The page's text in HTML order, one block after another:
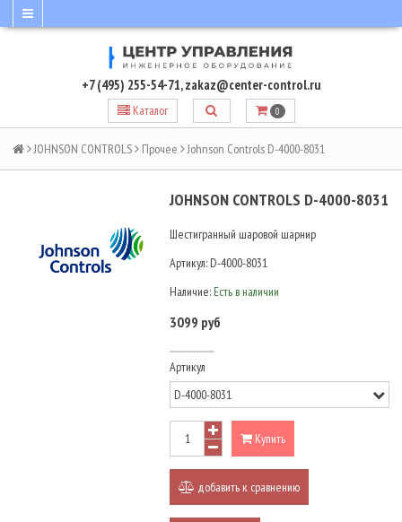
+7 (495) 255-54-71,zakaz@center-control.ru
Каталог 0
JOHNSON CONTROLS Прочее Johnson Controls D-4000-8031
JOHNSON CONTROLS D-4000-8031
Шестигранный шаровой шарнир
Артикул: D-4000-8031
Наличие: Есть в наличии
3099 руб
Артикул
Купить
добавить к сравнению